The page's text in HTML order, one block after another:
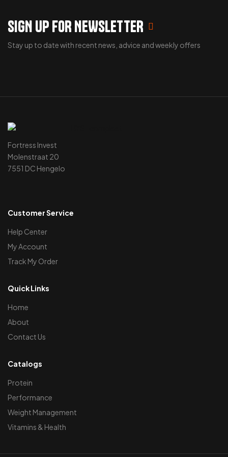
SIGN UP FOR NEWSLETTER
Stay up to date with recent news, advice and weekly offers
Fortress Invest
Molenstraat 20
7551 DC Hengelo
Customer Service
Help Center
My Account
Track My Order
Quick Links
Home
About
Contact Us
Catalogs
Protein
Performance
Weight Management
Vitamins & Health